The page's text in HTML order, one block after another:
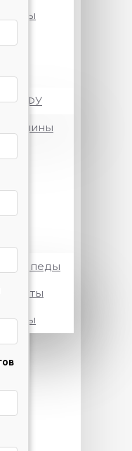
и МФУ
машины